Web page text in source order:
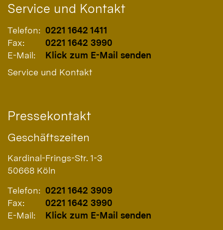
Service und Kontakt
Telefon: 0221 1642 1411
Fax:
0221 1642 3990
E-Mail:
Klick zum E-Mail senden
Service und Kontakt
Pressekontakt
Geschäftszeiten
Kardinal-Frings-Str. 1-3
50668 Köln
Telefon: 0221 1642 3909
Fax:
0221 1642 3990
E-Mail:
Klick zum E-Mail senden